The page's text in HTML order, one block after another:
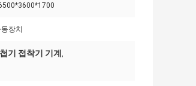
장치
기 접착기 기계 ,